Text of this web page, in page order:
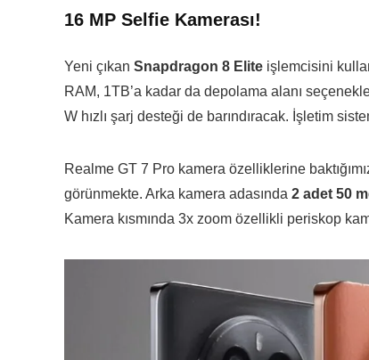
16 MP Selfie Kamerası!
Yeni çıkan Snapdragon 8 Elite işlemcisini
RAM, 1TB’a kadar da depolama alanı
W hızlı şarj desteği de barındıracak. İşletim
Realme GT 7 Pro kamera özelliklerine
görünmekte. Arka kamera adasında 2 adet 50
Kamera kısmında 3x zoom özellikli periskop